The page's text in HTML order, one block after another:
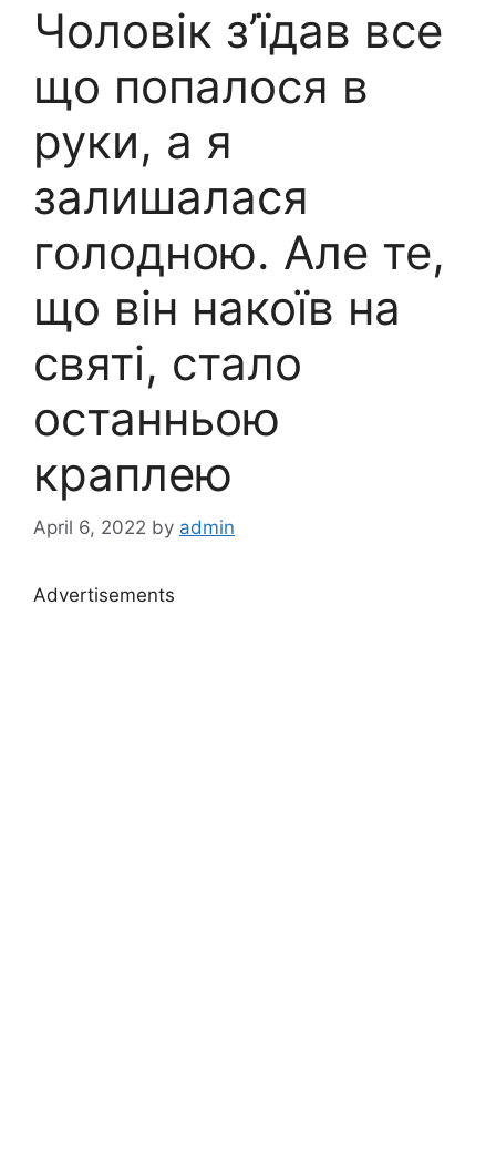
Чоловік з’їдав все
що попалося в
руки, а я
залишалася
голодною. Але те,
що він накоїв на
святі, стало
останньою
краплею
April 6, 2022 by admin
Advertisements